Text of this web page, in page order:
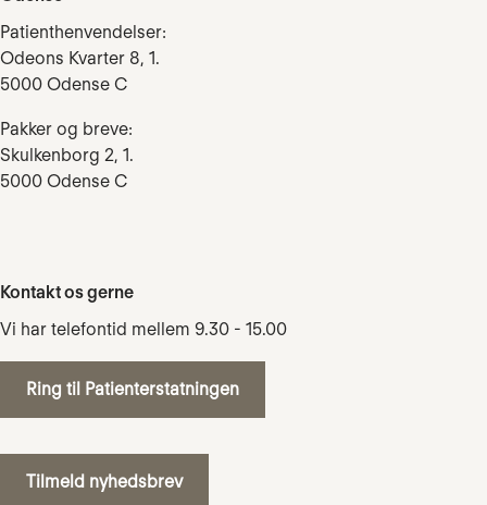
Patienthenvendelser:
Odeons Kvarter 8, 1.
5000 Odense C
Pakker og breve:
Skulkenborg 2, 1.
5000 Odense C
Kontakt os gerne
Vi har telefontid mellem 9.30 - 15.00
Ring til Patienterstatningen
Tilmeld nyhedsbrev